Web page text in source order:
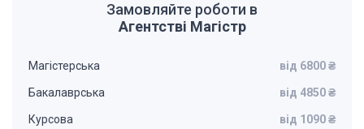
Замовляйте роботи в
Агентстві Магістр
Магістерська від 6800 ₴
Бакалаврська від 4850 ₴
Курсова від 1090 ₴